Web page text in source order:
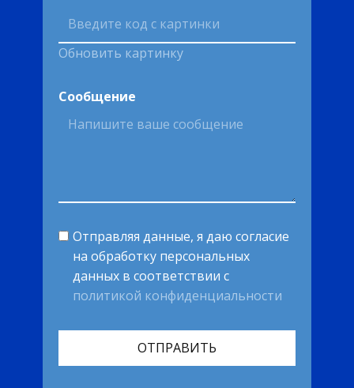
Обновить картинку
Сообщение
Отправляя данные, я даю согласие
на обработку персональных
данных в соответствии с
политикой конфиденциальности
ОТПРАВИТЬ